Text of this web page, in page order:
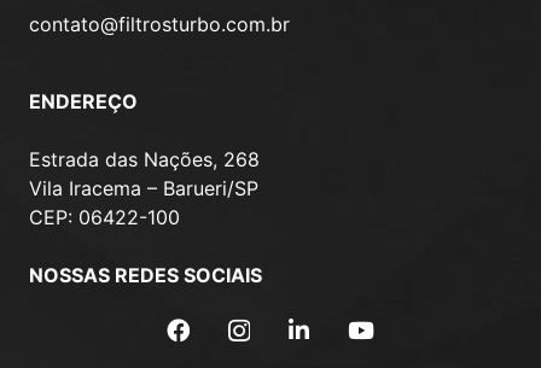
contato@filtrosturbo.com.br
ENDEREÇO
Estrada das Nações, 268
Vila Iracema – Barueri/SP
CEP: 06422-100
NOSSAS REDES SOCIAIS